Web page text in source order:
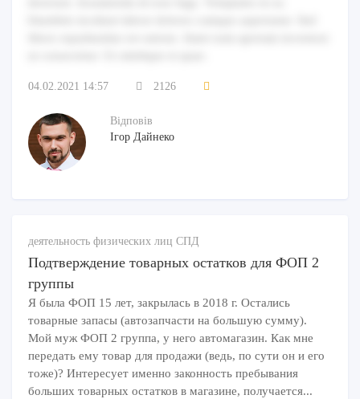
04.02.2021 14:57 2126
Відповів
Ігор Дайнеко
деятельность физических лиц СПД
Подтверждение товарных остатков для ФОП 2
группы
Я была ФОП 15 лет, закрылась в 2018 г. Остались
товарные запасы (автозапчасти на большую сумму).
Мой муж ФОП 2 группа, у него автомагазин. Как мне
передать ему товар для продажи (ведь, по сути он и его
тоже)? Интересует именно законность пребывания
больших товарных остатков в магазине, получается...